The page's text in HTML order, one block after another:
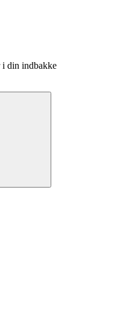
i din indbakke